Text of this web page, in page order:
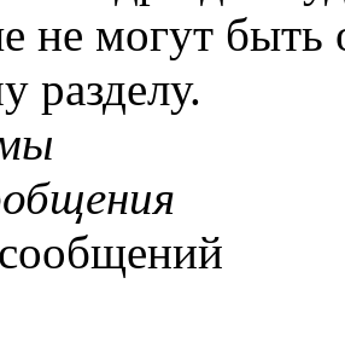
не могут быть
разделу.